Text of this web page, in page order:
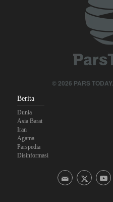
Brigjen Ebnolreza: Teknologi
Impor Mana Pun di Kawasan
Pangkalan Terorisnya!
Ledakan yang Mengguncang
© 2026 PARS
Berita
Dunia
Asia Barat
Iran
Agama
Parspedia
Disinformasi